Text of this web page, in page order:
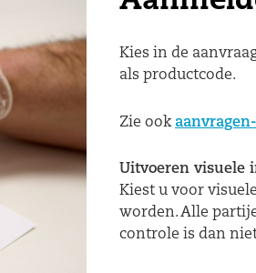
Kies in de
als productcode.
Zie ook
Uitvoeren visuele
Kiest u voor
worden. Alle
controle is dan